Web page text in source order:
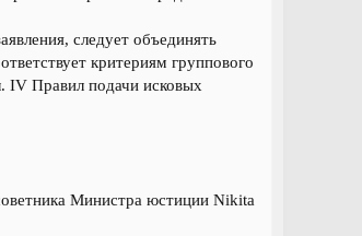
следует объединять
критериям группового
IV Правил подачи исковых
Министра юстиции Nikita